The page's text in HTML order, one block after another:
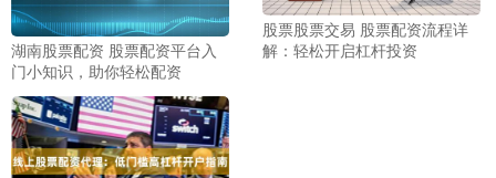
湖南股票配资 股票配资平台入
门小知识，助你轻松配资
股票股票交易 股票配资流程详
解：轻松开启杠杆投资